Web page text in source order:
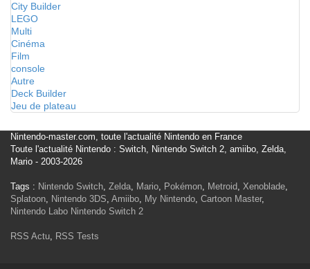
City Builder
LEGO
Multi
Cinéma
Film
console
Autre
Deck Builder
Jeu de plateau
Nintendo-master.com, toute l'actualité Nintendo en France
Toute l'actualité Nintendo : Switch, Nintendo Switch 2, amiibo, Zelda,
Mario - 2003-2026
Tags : Nintendo Switch, Zelda, Mario, Pokémon, Metroid, Xenoblade,
Splatoon, Nintendo 3DS, Amiibo, My Nintendo, Cartoon Master,
Nintendo Labo Nintendo Switch 2
RSS Actu, RSS Tests